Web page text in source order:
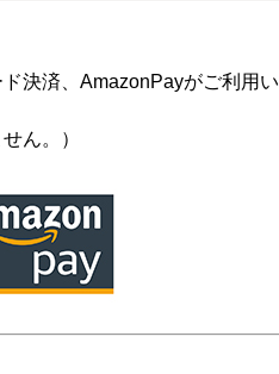
決済、AmazonPayがご利用い
ん。）